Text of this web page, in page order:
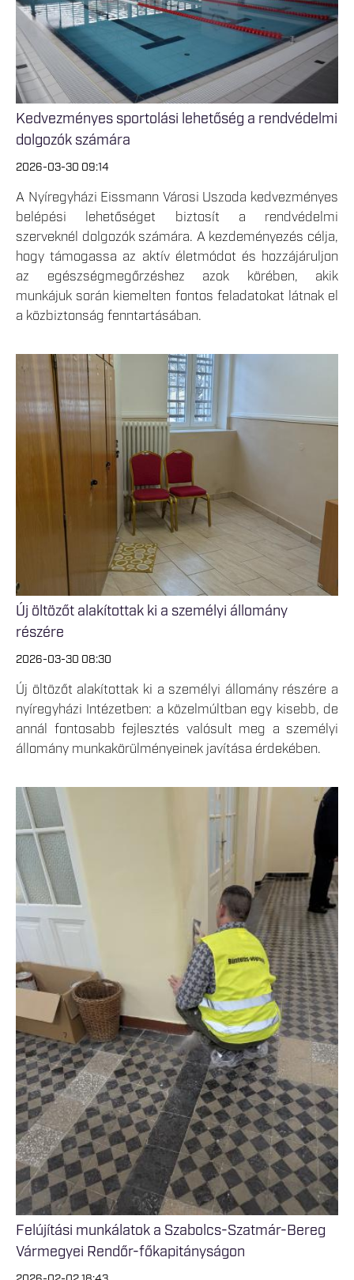
Kedvezményes sportolási lehetőség a rendvédelmi
dolgozók számára
2026-03-30 09:14
A Nyíregyházi Eissmann Városi Uszoda kedvezményes
belépési lehetőséget biztosít a rendvédelmi
szerveknél dolgozók számára. A kezdeményezés célja,
hogy támogassa az aktív életmódot és hozzájáruljon
az egészségmegőrzéshez azok körében, akik
munkájuk során kiemelten fontos feladatokat látnak el
a közbiztonság fenntartásában.
Új öltözőt alakítottak ki a személyi állomány
részére
2026-03-30 08:30
Új öltözőt alakítottak ki a személyi állomány részére a
nyíregyházi Intézetben: a közelmúltban egy kisebb, de
annál fontosabb fejlesztés valósult meg a személyi
állomány munkakörülményeinek javítása érdekében.
Felújítási munkálatok a Szabolcs-Szatmár-Bereg
Vármegyei Rendőr-főkapitányságon